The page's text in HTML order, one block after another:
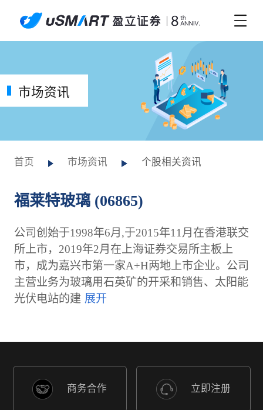
市场资讯
首页 市场资讯 个股相关资讯
福莱特玻璃 (06865)
公司创始于1998年6月,于2015年11月在香港联交
所上市，2019年2月在上海证券交易所主板上
市，成为嘉兴市第一家A+H两地上市企业。公司
主营业务为玻璃用石英矿的开采和销售、太阳能
光伏电站的建
商务合作 立即注册